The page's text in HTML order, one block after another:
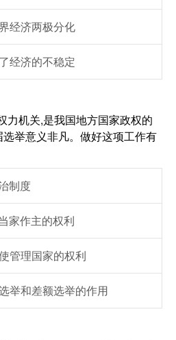
经济两极分化
经济的不稳定
力机关,是我国地方国家政权的
举意义非凡。做好这项工作有
制度
家作主的权利
管理国家的权利
举和差额选举的作用